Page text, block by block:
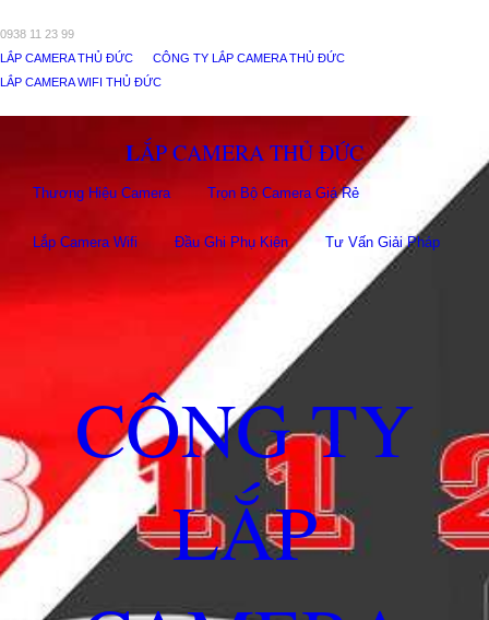
0938 11 23 99
LẮP CAMERA THỦ ĐỨC
CÔNG TY LẮP CAMERA THỦ ĐỨC
LẮP CAMERA WIFI THỦ ĐỨC
LẮP CAMERA THỦ ĐỨC
Thương Hiệu Camera Trọn Bộ Camera Giá Rẻ
Lắp Camera Wifi Đầu Ghi Phụ Kiên Tư Vấn Giải Pháp
CÔNG TY
LẮP